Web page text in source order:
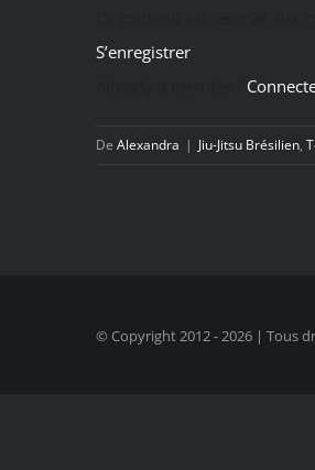
S’enregistrer
De Alexandra | Jiu-Jitsu Brésilien,
© Copyright 2012 -2026 | Tous